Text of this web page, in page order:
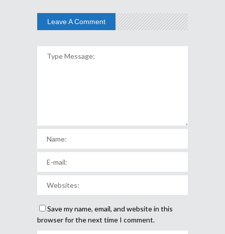
Leave A Comment
Save my name, email, and website in this
browser for the next time I comment.